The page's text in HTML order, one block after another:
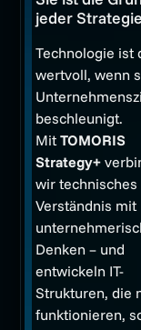
jeder
Technologie ist
wertvoll, wenn
beschleunigt.
Mit TOMORIS
Strategy+
wir technisches
Verständnis mit
Denken – und
entwickeln IT-
Strukturen, die
funktionieren,